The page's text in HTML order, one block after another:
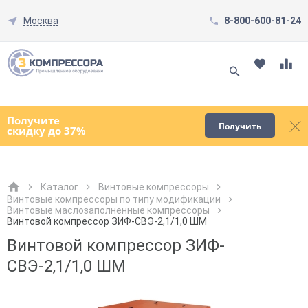
Москва 8-800-600-81-24
Получите
скидку до 37% Получить
Смотреть все товары
Каталог
Винтовые компрессоры
Винтовые компрессоры по типу модификации
Винтовые маслозаполненные компрессоры
Винтовой компрессор ЗИФ-СВЭ-2,1/1,0 ШМ
Винтовой компрессор ЗИФ-
СВЭ-2,1/1,0 ШМ
Как к Вам обращаться?
Телефон
Как к Вам обращаться?
Телефон
Город доставки
Как к Вам обращаться?
Как к Вам обращаться?
Телефон